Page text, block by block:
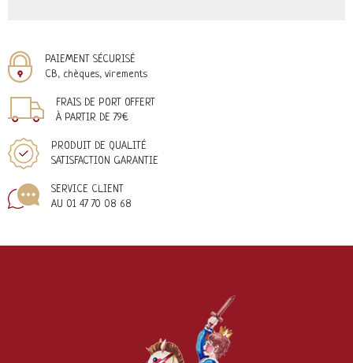
PAIEMENT SÉCURISÉ
CB, chèques, virements
FRAIS DE PORT OFFERT
À PARTIR DE 79€
PRODUIT DE QUALITÉ
SATISFACTION GARANTIE
SERVICE CLIENT
AU 01 47 70 08 68